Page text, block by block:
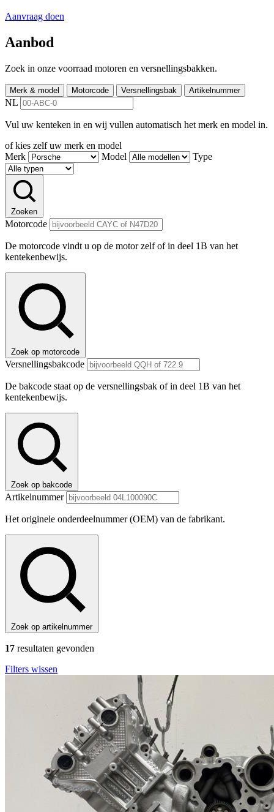
Aanvraag doen
Aanbod
Zoek in onze voorraad motoren en versnellingsbakken.
Merk & model Motorcode Versnellingsbak Artikelnummer
NL
Vul uw kenteken in en wij vullen automatisch het merk en model in.
of kies zelf uw merk en model
Merk
Model Type
Zoeken
Motorcode
De motorcode vindt u op de motor zelf of in deel 1B van het
kentekenbewijs.
Zoek op motorcode
Versnellingsbakcode
De bakcode staat op de versnellingsbak of in deel 1B van het
kentekenbewijs.
Zoek op bakcode
Artikelnummer
Het originele onderdeelnummer (OEM) van de fabrikant.
Zoek op artikelnummer
17 resultaten gevonden
Filters wissen